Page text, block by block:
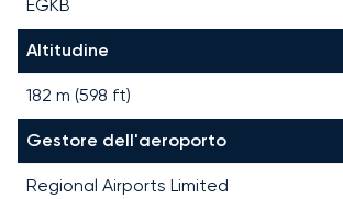
EGKB
Altitudine
182 m (598 ft)
Gestore dell'aeroporto
Regional Airports Limited